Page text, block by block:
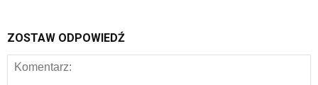
ZOSTAW ODPOWIEDŹ